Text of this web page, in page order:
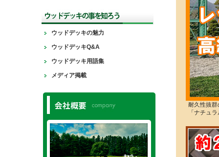
耐久性抜
「ナチュ
ウッドデッキの魅力
ウッドデッキQ&A
ウッドデッキ用語集
メディア掲載